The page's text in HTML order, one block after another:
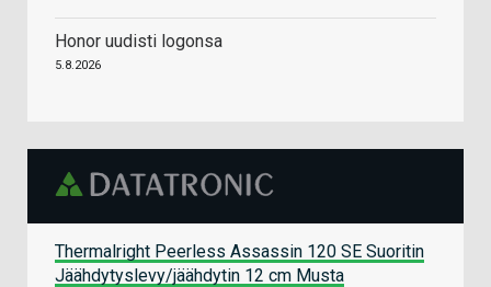
Honor uudisti logonsa
5.8.2026
Thermalright Peerless Assassin 120 SE Suoritin
Jäähdytyslevy/jäähdytin 12 cm Musta